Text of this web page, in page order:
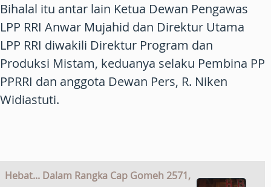
Bihalal itu antar lain Ketua Dewan Pengawas
LPP RRI Anwar Mujahid dan Direktur Utama
LPP RRI diwakili Direktur Program dan
Produksi Mistam, keduanya selaku Pembina PP
PPRRI dan anggota Dewan Pers, R. Niken
Widiastuti.
Hebat... Dalam Rangka Cap Gomeh 2571,